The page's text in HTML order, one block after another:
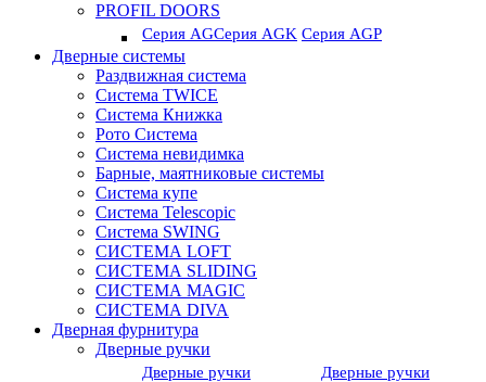
PROFIL DOORS
Серия AGСерия AGK Серия AGP
Дверные системы
Раздвижная система
Система TWICE
Система Книжка
Рото Система
Система невидимка
Барные, маятниковые системы
Система купе
Система Telescopic
Система SWING
СИСТЕМА LOFT
СИСТЕМА SLIDING
СИСТЕМА MAGIC
СИСТЕМА DIVA
Дверная фурнитура
Дверные ручки
Дверные ручки
Дверные ручки